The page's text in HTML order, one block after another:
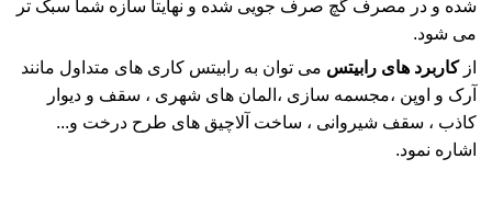
شده و در مصرف گچ صرف جویی شده و نهایتا سازه شما سبک تر
می شود.
ازکاربرد های رابیتس می توان به رابیتس کاری های متداول مانند
آرک و اوپن ،مجسمه سازی ،المان های شهری ، سقف و دیوار
کاذب ، سقف شیروانی ، ساخت آلاچیق های طرح درخت و...
اشاره نمود.